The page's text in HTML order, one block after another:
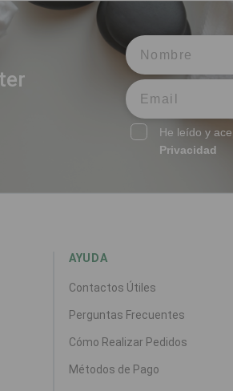
He leído y
Privacidad
AYUDA
Contactos Útiles
Perguntas Frecuentes
Cómo Realizar Pedidos
Métodos de Pago